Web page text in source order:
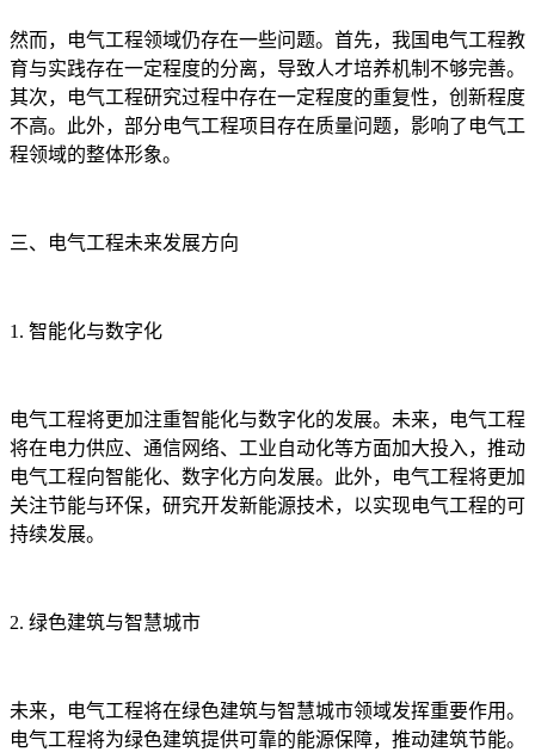
然而，电气工程领域仍存在一些问题。首先，我国电气工程教
育与实践存在一定程度的分离，导致人才培养机制不够完善。
其次，电气工程研究过程中存在一定程度的重复性，创新程度
不高。此外，部分电气工程项目存在质量问题，影响了电气工
程领域的整体形象。
三、电气工程未来发展方向
1. 智能化与数字化
电气工程将更加注重智能化与数字化的发展。未来，电气工程
将在电力供应、通信网络、工业自动化等方面加大投入，推动
电气工程向智能化、数字化方向发展。此外，电气工程将更加
关注节能与环保，研究开发新能源技术，以实现电气工程的可
持续发展。
2. 绿色建筑与智慧城市
未来，电气工程将在绿色建筑与智慧城市领域发挥重要作用。
电气工程将为绿色建筑提供可靠的能源保障，推动建筑节能。